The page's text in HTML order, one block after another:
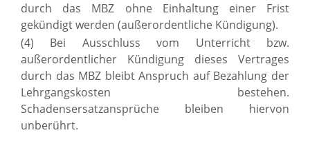
durch das MBZ ohne Einhaltung einer Frist
gekündigt werden (außerordentliche Kündigung).
(4) Bei Ausschluss vom Unterricht bzw.
außerordentlicher Kündigung dieses Vertrages
durch das MBZ bleibt Anspruch auf Bezahlung der
Lehrgangskosten bestehen.
Schadensersatzansprüche bleiben hiervon
unberührt.